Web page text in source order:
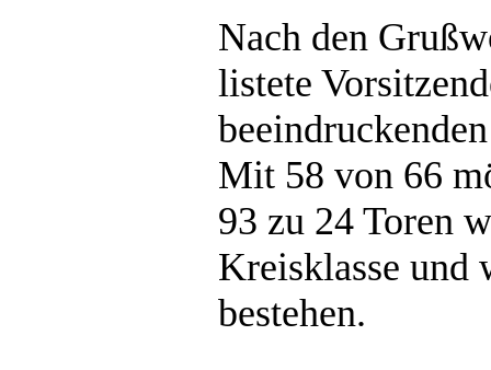
Nach den
listete
Mit 58 von 66
93 zu 24 Toren
Kreisklasse und
bestehen.